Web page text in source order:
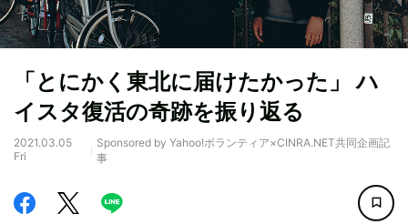
「とにかく東北に届けたかった」 ハ
イスタ復活の奇跡を振り返る
2021.03.05
Fri
Sponsored by Yahoo!ボランティア×CINRA.NET共同企画記
事